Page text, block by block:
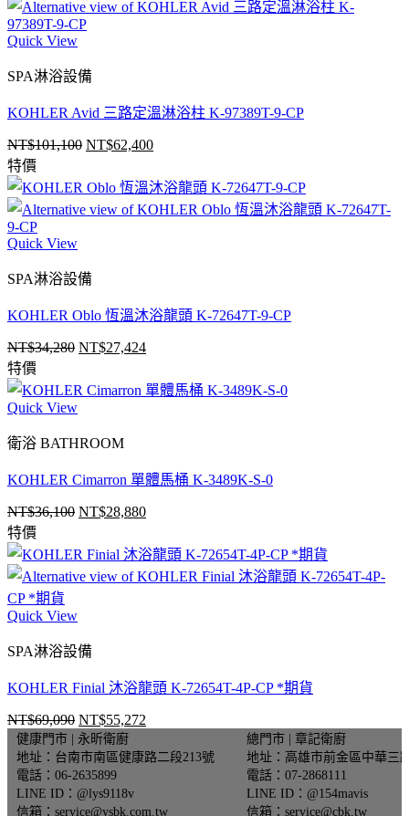
格：
NT$66,200。
格：
Quick View
SPA淋浴設備
KOHLER Avid 三路定溫淋浴柱 K-97389T-9-CP
NT$101,100 原
價
格：
NT$62,400目
價
格：
特價
Quick View
SPA淋浴設備
KOHLER Oblo 恆溫沐浴龍頭 K-72647T-9-CP
NT$34,280 原
價
NT$34,280。
NT$27,424目
價
特價
Quick View
衛浴 BATHROOM
KOHLER Cimarron 單體馬桶 K-3489K-S-0
NT$36,100 原
價
格：
NT$28,880目
價
格：
特價
Quick View
SPA淋浴設備
KOHLER Finial 沐浴龍頭 K-72654T-4P-CP *期貨
NT$69,090 原
始
價
格：
NT$69,090。
NT$55,272目
價
NT$55,272。
健康門市 | 永昕衛廚
地址：台南市南區健康路二段213號
電話：06-2635899
LINE ID：@lys9118v
信箱：service@ysbk.com.tw
總門市 | 章記衛廚
地址：高雄市前金區中華三
電話：07-2868111
LINE ID：@154mavis
信箱：service@cbk.tw